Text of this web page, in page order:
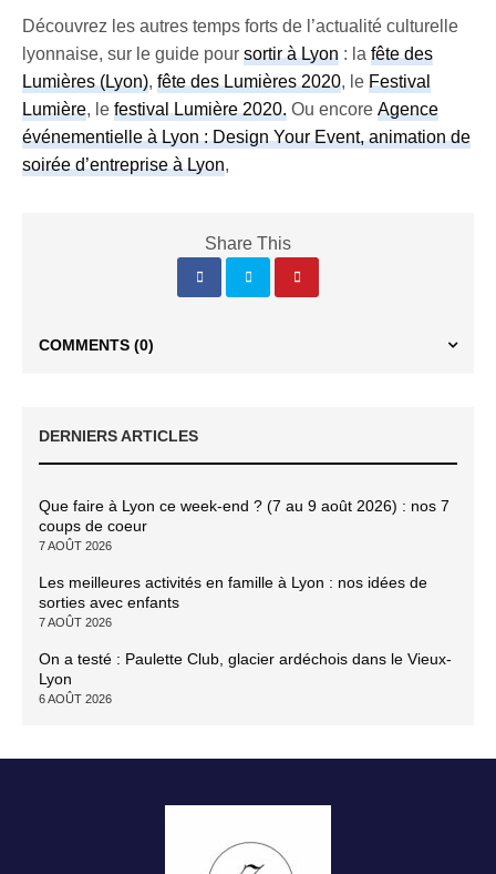
Découvrez les autres temps forts de l’actualité culturelle
lyonnaise, sur le guide poursortir à Lyon : lafête des
Lumières (Lyon),fête des Lumières 2020, leFestival
Lumière, lefestival Lumière 2020. Ou encoreAgence
événementielle à Lyon : Design Your Event, animation de
soirée d’entreprise à Lyon,
Share This
COMMENTS (0)
DERNIERS ARTICLES
Que faire à Lyon ce week-end ? (7 au 9 août 2026) : nos 7
coups de coeur
7 AOÛT 2026
Les meilleures activités en famille à Lyon : nos idées de
sorties avec enfants
7 AOÛT 2026
On a testé : Paulette Club, glacier ardéchois dans le Vieux-
Lyon
6 AOÛT 2026